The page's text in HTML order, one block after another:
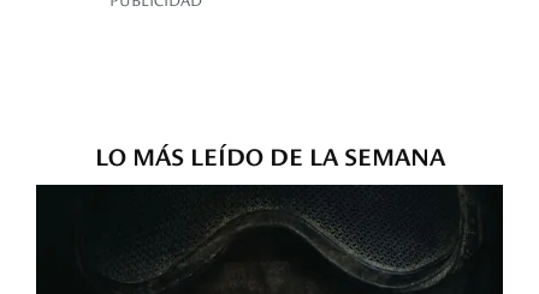
LO MÁS LEÍDO DE LA SEMANA